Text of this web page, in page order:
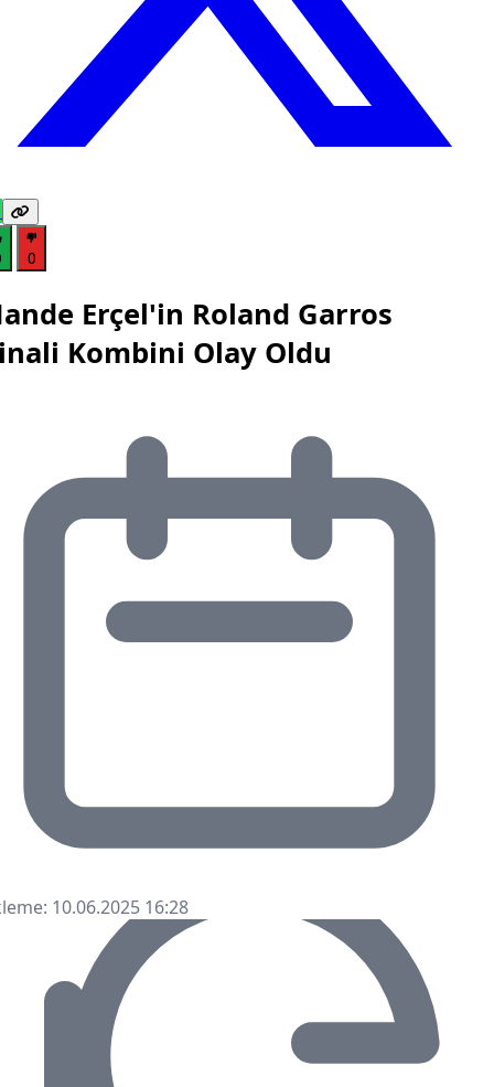
0
Erçel'in Roland Garros
Kombini Olay Oldu
10.06.2025 16:28